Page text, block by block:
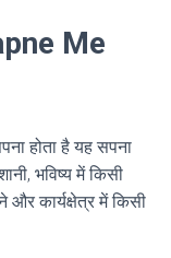
Me
होता है यह सपना
भविष्य में किसी
कार्यक्षेत्र में किसी